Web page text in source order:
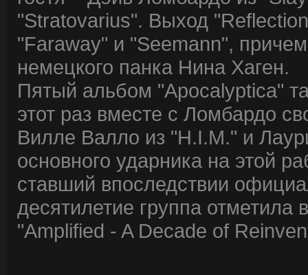
"Stratovarius". Выход
"Faraway" и "Seemann",
немецкого панка Нина Хаген.
Пятый альбом "Apocalyptica"
этот раз вместе с Ломбардо
Вилле Валло из "H.I.M." и
основного ударника на этой
ставший впоследствии
десятилетие группа отметила
"Amplified - A Decade of